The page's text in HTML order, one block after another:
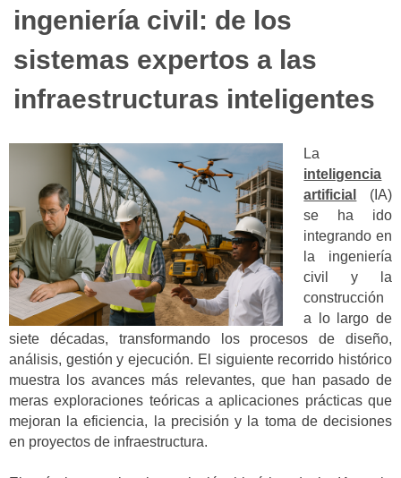
ingeniería civil: de los
sistemas expertos a las
infraestructuras inteligentes
La
inteligencia
artificial
(IA)
se ha ido
integrando en
la ingeniería
civil y la
construcción
a lo largo de
siete décadas, transformando los procesos de diseño,
análisis, gestión y ejecución. El siguiente recorrido histórico
muestra los avances más relevantes, que han pasado de
meras exploraciones teóricas a aplicaciones prácticas que
mejoran la eficiencia, la precisión y la toma de decisiones
en proyectos de infraestructura.